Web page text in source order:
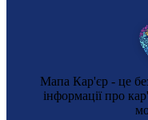
Мапа Кар'єр - це
інформації про